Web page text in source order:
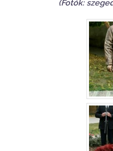
(Fotók: